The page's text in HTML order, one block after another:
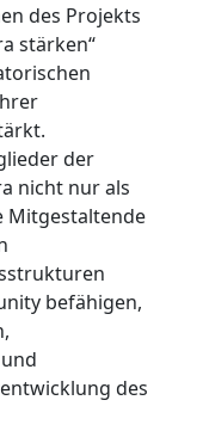
des Projekts
stärken“
der
nicht nur als
Mitgestaltende
befähigen,
des